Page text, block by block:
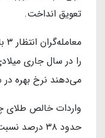
تعویق انداخت.
می‌دهند نرخ بهره در
واردات خالص طلای
حدود ۳۸